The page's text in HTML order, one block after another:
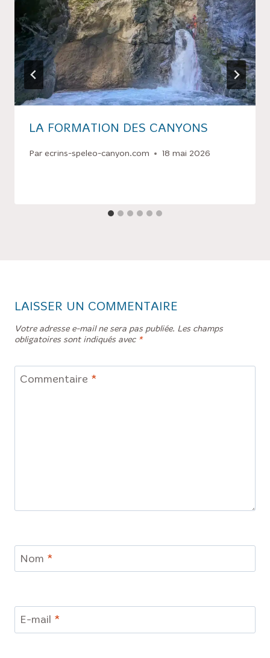
LA FORMATION DES CANYONS
Par ecrins-speleo-canyon.com 18 mai 2026
LAISSER UN COMMENTAIRE
Votre adresse e-mail ne sera pas publiée. Les champs
obligatoires sont indiqués avec *
Commentaire *
Nom *
E-mail *